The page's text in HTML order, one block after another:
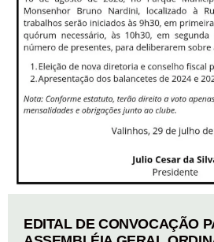
EDITAL DE CONVOCAÇÃO